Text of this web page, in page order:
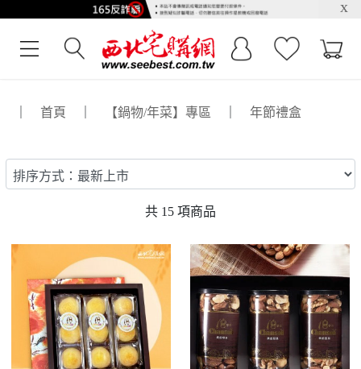
x
首頁 【鍋物/年菜】專區 年節禮盒
共 15 項商品